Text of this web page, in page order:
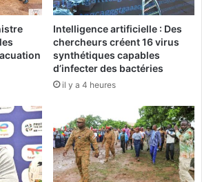
Intelligence artificielle : Des
chercheurs créent 16 virus
synthétiques capables
d’infecter des bactéries
il y a 4 heures